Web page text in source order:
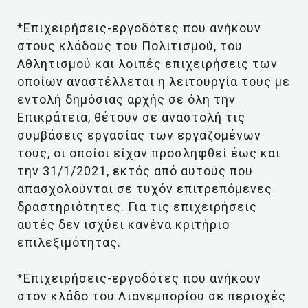
*Επιχειρήσεις-εργοδότες που ανήκουν
στους κλάδους του Πολιτισμού, του
Αθλητισμού και λοιπές επιχειρήσεις των
οποίων αναστέλλεται η λειτουργία τους με
εντολή δημόσιας αρχής σε όλη την
Επικράτεια, θέτουν σε αναστολή τις
συμβάσεις εργασίας των εργαζομένων
τους, οι οποίοι είχαν προσληφθεί έως και
την 31/1/2021, εκτός από αυτούς που
απασχολούνται σε τυχόν επιτρεπόμενες
δραστηριότητες. Για τις επιχειρήσεις
αυτές δεν ισχύει κανένα κριτήριο
επιλεξιμότητας.
*Επιχειρήσεις-εργοδότες που ανήκουν
στον κλάδο του Λιανεμπορίου σε περιοχές